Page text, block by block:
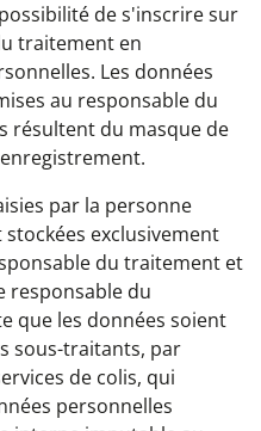
de s'inscrire sur
traitement en
Les données
au responsable du
résultent du masque de
par la personne
exclusivement
du traitement et
responsable du
que les données soient
sous-traitants, par
de colis, qui
personnelles